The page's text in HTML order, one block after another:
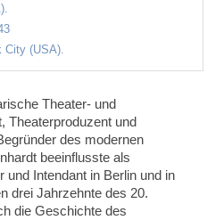
City (USA).
Theater- und
Theaterproduzent und
des modernen
beeinflusste als
und Intendant in Berlin und in
drei Jahrzehnte des 20.
die Geschichte des